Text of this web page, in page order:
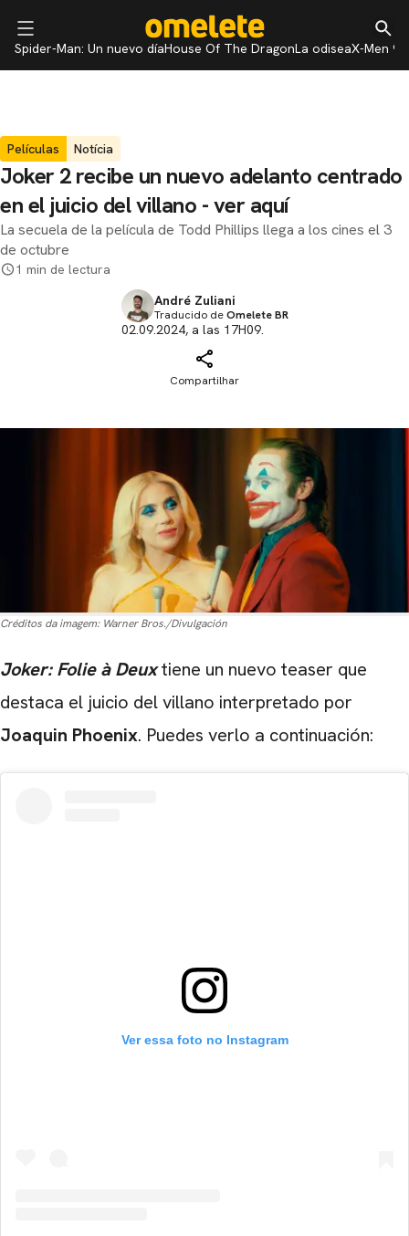
Spider-Man: Un nuevo díaHouse Of The DragonLa odiseaX-Men 97
Películas Notícia
Joker 2 recibe un nuevo adelanto centrado
en el juicio del villano - ver aquí
La secuela de la película de Todd Phillips llega a los cines el 3
de octubre
1 min de lectura
André Zuliani
Traducido deOmelete BR
02.09.2024, a las 17H09.
Compartilhar
Créditos da imagem: Warner Bros./Divulgación
Joker: Folie à Deuxtiene un nuevo teaser que
destaca el juicio del villano interpretado por
Joaquin Phoenix. Puedes verlo a continuación:
Ver essa foto no Instagram